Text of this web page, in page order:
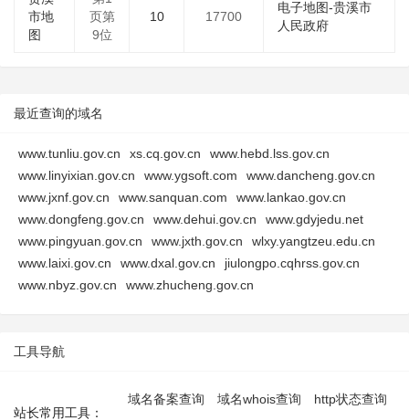
市地
图
页第
9位
10 17700
电子地图-贵溪市
人民政府
最近查询的域名
www.tunliu.gov.cn xs.cq.gov.cn
www.hebd.lss.gov.cn
www.linyixian.gov.cn
www.ygsoft.com
www.dancheng.gov.cn
www.jxnf.gov.cn
www.sanquan.com
www.lankao.gov.cn
www.dongfeng.gov.cn
www.dehui.gov.cn
www.gdyjedu.net
www.pingyuan.gov.cn
www.jxth.gov.cn
wlxy.yangtzeu.edu.cn
www.laixi.gov.cn
www.dxal.gov.cn
jiulongpo.cqhrss.gov.cn
www.nbyz.gov.cn
www.zhucheng.gov.cn
工具导航
站长常用工具：
域名备案查询 域名whois查询
http状态查询